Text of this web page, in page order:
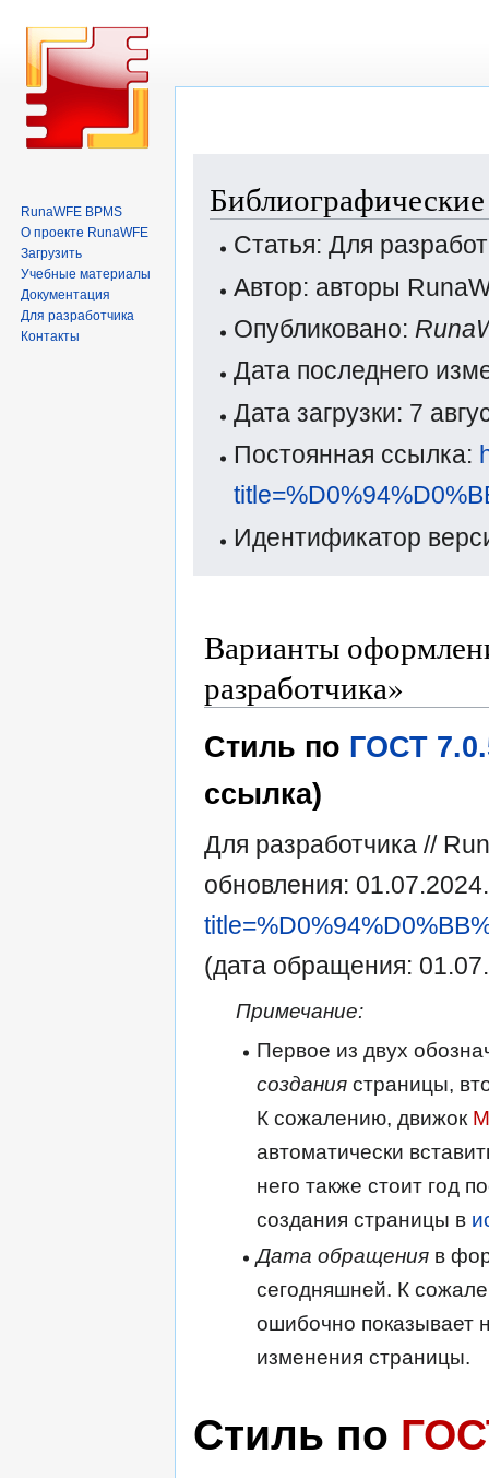
навигации
поиску
Статья: Для
Автор: авторы
Опубликовано:
Дата последнего
Дата загрузки: 7
Постоянная ссылка:
Идентификатор
Варианты
разработчика»
Стиль по ГОСТ
ссылка)
Для разработчика //
обновления:
(дата обращения:
Примечание:
Первое из двух
созданиястраницы,
К сожалению, движок
автоматически
него также стоит год
создания страницы в
Дата обращенияв
сегодняшней. К
ошибочно показывает
изменения страницы.
Стиль по
RunaWFE BPMS
О проекте RunaWFE
Загрузить
Учебные материалы
Документация
Для разработчика
Контакты